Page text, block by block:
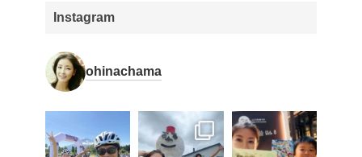
Instagram
ohinachama